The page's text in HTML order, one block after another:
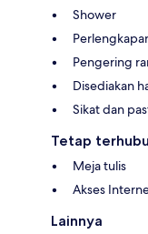
Shower
Pengering
Disediakan
Sikat dan
Tetap
Meja tulis
Akses
Lainnya